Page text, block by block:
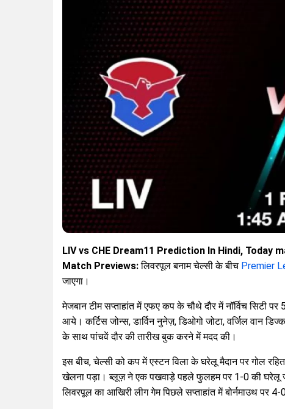
LIV vs CHE Dream11 Prediction In Hindi, Today
Match Previews:लिवरपूल बनाम चेल्सी के बीच Premier
जाएगा।
मेजबान टीम सप्ताहांत में एफए कप के चौथे दौर में नॉर्विच सिटी
आये। कर्टिस जोन्स, डार्विन नुनेज़, डिओगो जोटा, वर्जिल वान
के साथ पांचवें दौर की तारीख बुक करने में मदद की।
इस बीच, चेल्सी को कप में एस्टन विला के घरेलू मैदान पर गोल
खेलना पड़ा। ब्लूज़ ने एक पखवाड़े पहले फुलहम पर 1-0 की घरेलू
लिवरपूल का आखिरी लीग गेम पिछले सप्ताहांत में बोर्नमाउथ पर